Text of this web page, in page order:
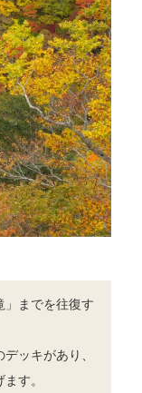
」までを往復す
ッキがあり、
す。